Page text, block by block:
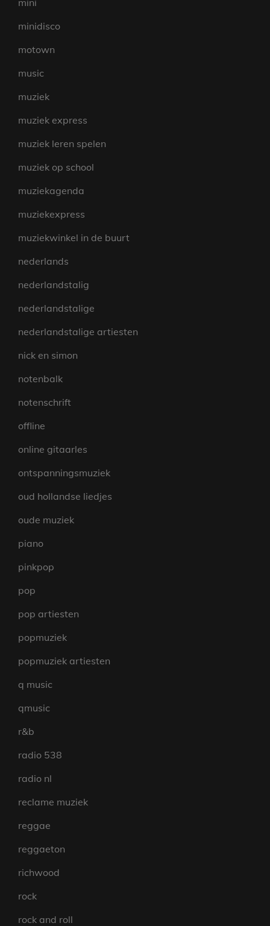
mini
minidisco
motown
music
muziek
muziek express
muziek leren spelen
muziek op school
muziekagenda
muziekexpress
muziekwinkel in de buurt
nederlands
nederlandstalig
nederlandstalige
nederlandstalige artiesten
nick en simon
notenbalk
notenschrift
offline
online gitaarles
ontspanningsmuziek
oud hollandse liedjes
oude muziek
piano
pinkpop
pop
pop artiesten
popmuziek
popmuziek artiesten
q music
qmusic
r&b
radio 538
radio nl
reclame muziek
reggae
reggaeton
richwood
rock
rock and roll